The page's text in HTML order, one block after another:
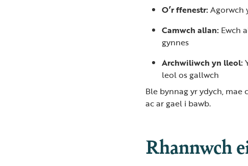
O’r ffenestr:Agorwch
Camwch allan: Ewch
gynnes
Archwiliwch yn lleol:
leol os gallwch
Ble bynnag yr ydych, mae
ac ar gael i bawb.
Rhannwch